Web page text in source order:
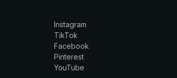
Instagram
TikTok
Facebook
Pinterest
YouTube